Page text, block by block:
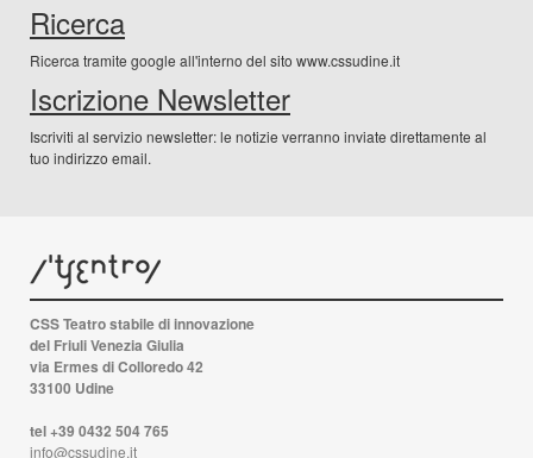
Ricerca
Ricerca tramite google all'interno del sito www.cssudine.it
Iscrizione Newsletter
Iscriviti al servizio newsletter: le notizie verranno inviate direttamente al
tuo indirizzo email.
CSS Teatro stabile di innovazione
del Friuli Venezia Giulia
via Ermes di Colloredo 42
33100 Udine
tel +39 0432 504 765
info@cssudine.it